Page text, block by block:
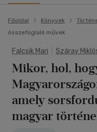
Főoldal Könyvek
összefoglaló művek
Falcsik Mari Száray
Mikor, hol,
amely
magyar